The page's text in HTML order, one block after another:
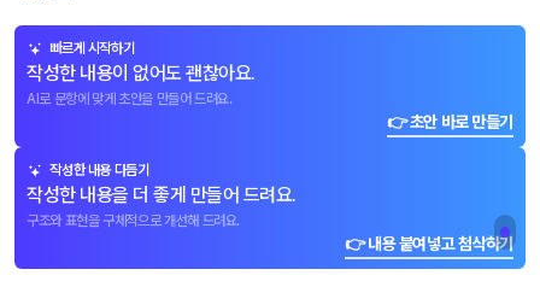
빠르게 시작하기
작성한 내용이 없어도 괜찮아요.
AI로 문항에 맞게 초안을 만들어 드려요.
👉 초안 바로 만들기
작성한 내용 다듬기
작성한 내용을 더 좋게 만들어 드려요.
구조와 표현을 구체적으로 개선해 드려요.
👉 내용 붙여넣고 첨삭하기